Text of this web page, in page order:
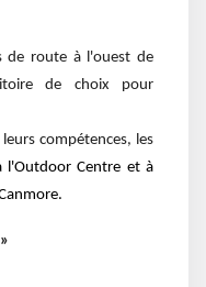
de route à l'ouest de
de choix pour
compétences, les
l'Outdoor Centre et à